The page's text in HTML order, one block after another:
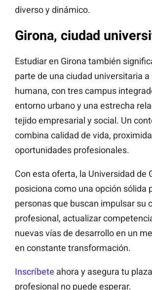
diverso y dinámico.
Girona, ciudad
Estudiar en Girona también
parte de una ciudad universitaria a
humana, con tres campus
entorno urbano y una estrecha
tejido empresarial y social. Un
combina calidad de vida,
oportunidades profesionales.
Con esta oferta, la Universidad de
posiciona como una opción sólida
personas que buscan impulsar su
profesional, actualizar
nuevas vías de desarrollo en un
en constante transformación.
Inscríbete ahora y asegura tu
profesional no puede esperar.